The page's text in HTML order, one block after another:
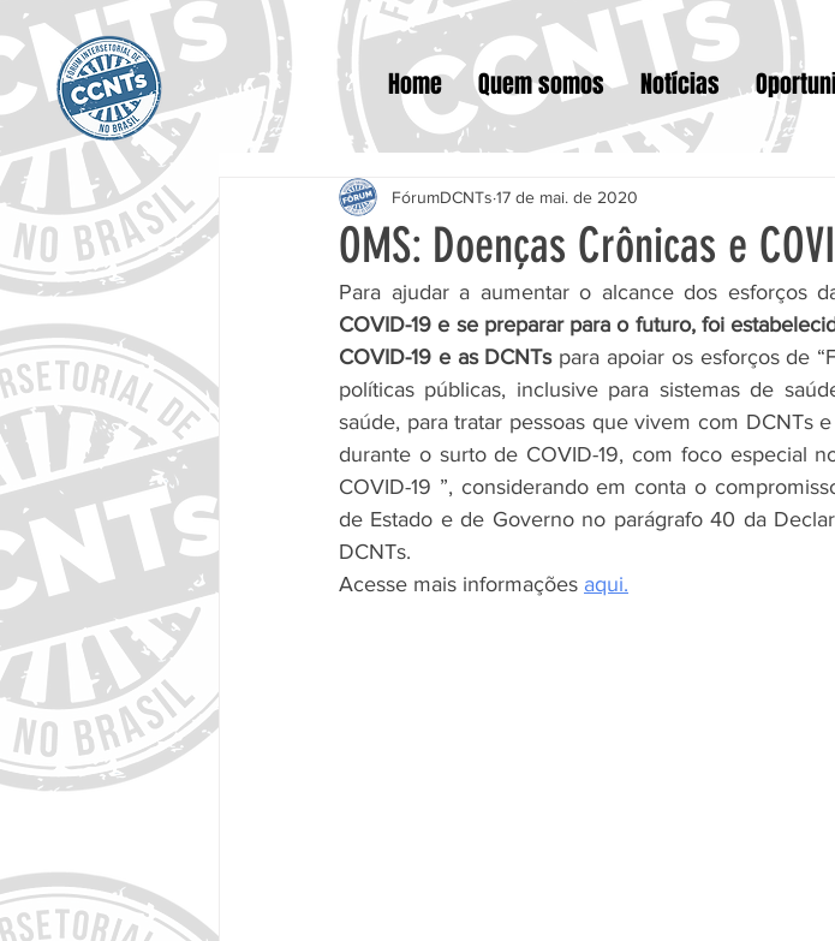
Home Quem somos Notícias
OMS: Doenças Crônicas e
FórumDCNTs 17 de mai. de 2020
Para ajudar a aumentar o alcance dos esforços
COVID-19 e se preparar para o futuro, foi
COVID-19 e as DCNTs para apoiar os esforços de
políticas públicas, inclusive para sistemas de
saúde, para tratar pessoas que vivem com DCNTs
durante o surto de COVID-19, com foco especial
COVID-19 ”, considerando em conta o
de Estado e de Governo no parágrafo 40 da
DCNTs.
Acesse mais informações aqui.